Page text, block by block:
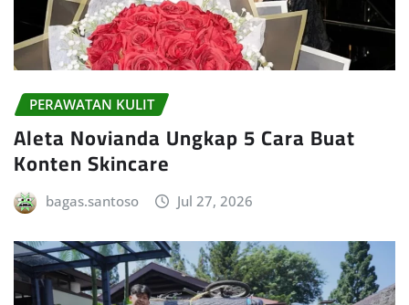
PERAWATAN KULIT
Aleta Novianda Ungkap 5 Cara Buat
Konten Skincare
bagas.santoso Jul 27, 2026